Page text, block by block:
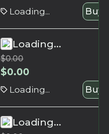
Loading... Buy
Loading...
$0.00
$0.00
Loading... Buy
Loading...